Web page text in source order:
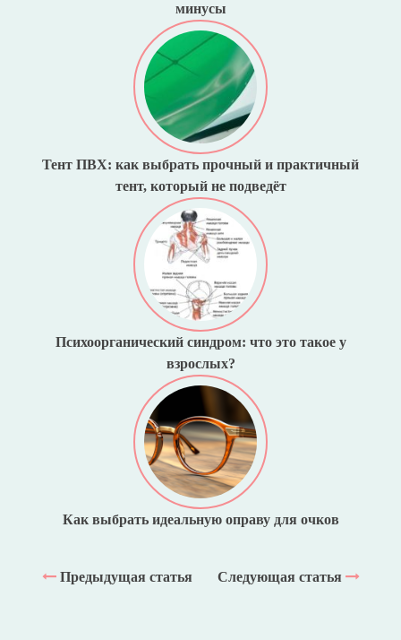
минусы
Тент ПВХ: как выбрать прочный и практичный
тент, который не подведёт
Психоорганический синдром: что это такое у
взрослых?
Как выбрать идеальную оправу для очков
Предыдущая статья Следующая статья